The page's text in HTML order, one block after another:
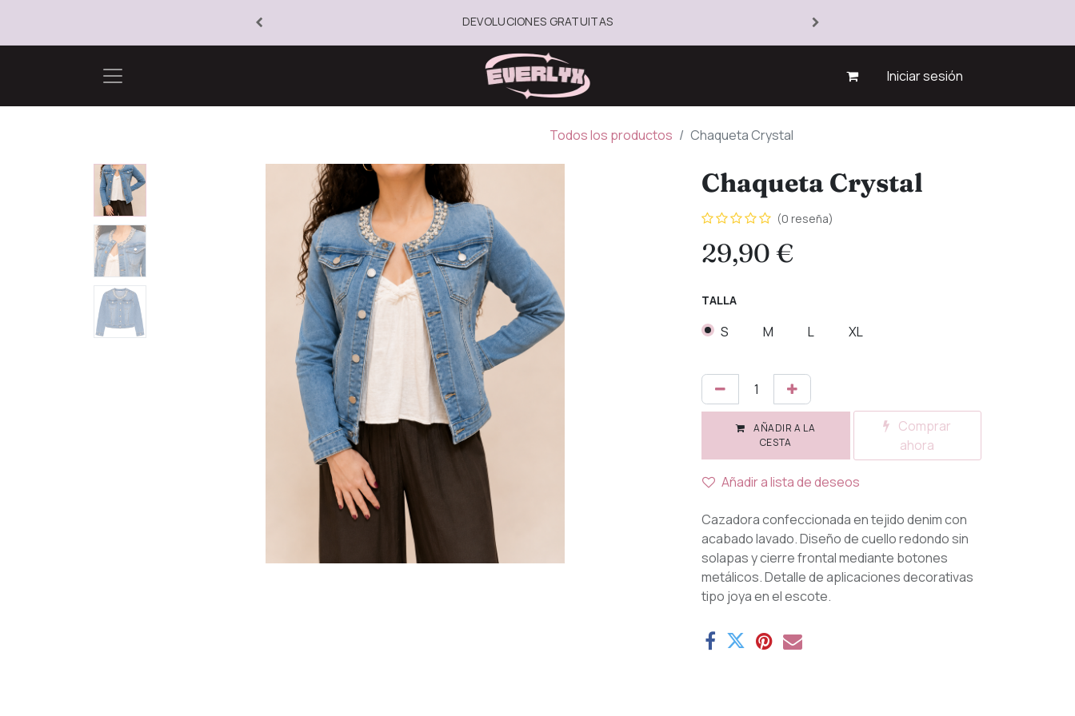
DEVOLUCIONES GRATUITAS
Iniciar sesión
Todos los productos Chaqueta Crystal
Chaqueta Crystal
(0 reseña)
29,90 €
TALLA
S M L XL
AÑADIR A LA
CESTA
Comprar
ahora
Añadir a lista de deseos
Cazadora confeccionada en tejido denim con
acabado lavado. Diseño de cuello redondo sin
solapas y cierre frontal mediante botones
metálicos. Detalle de aplicaciones decorativas
tipo joya en el escote.